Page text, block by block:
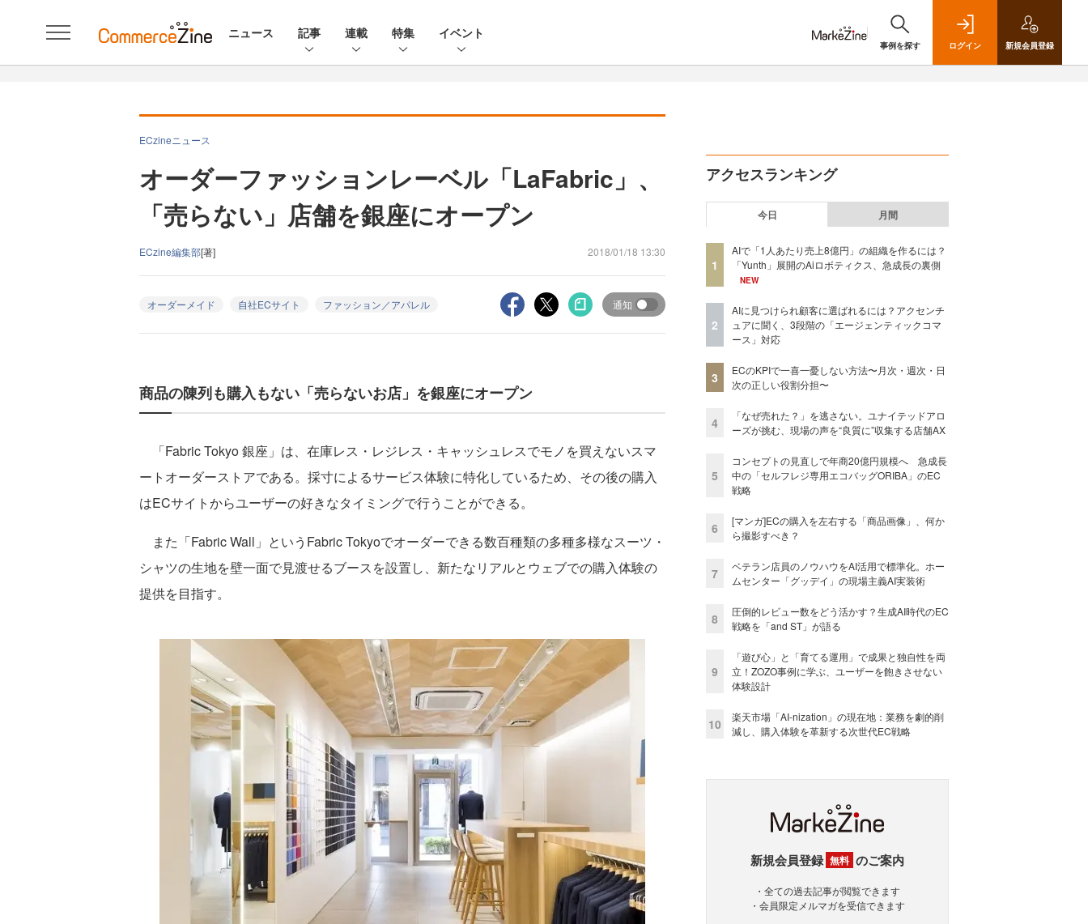
ニュース 記事 連載 特集 イベント
事例を探す ログイン 新規会員登録
ECzineニュース
オーダーファッションレーベル「LaFabric」、
「売らない」店舗を銀座にオープン
ECzine編集部[著] 2018/01/18 13:30
オーダーメイド 自社ECサイト ファッション／アパレル 通知
商品の陳列も購入もない「売らないお店」を銀座にオープン
「Fabric Tokyo 銀座」は、在庫レス・レジレス・キャッシュレスでモノを買えないスマ
ートオーダーストアである。採寸によるサービス体験に特化しているため、その後の購入
はECサイトからユーザーの好きなタイミングで行うことができる。
また「Fabric Wall」というFabric Tokyoでオーダーできる数百種類の多種多様なスーツ・
シャツの生地を壁一面で見渡せるブースを設置し、新たなリアルとウェブでの購入体験の
提供を目指す。
アクセスランキング
今日 月間
1
AIで「1人あたり売上8億円」の組織を作るには？
「Yunth」展開のAiロボティクス、急成長の裏側
NEW
2
AIに見つけられ顧客に選ばれるには？アクセンチ
ュアに聞く、3段階の「エージェンティックコマ
ース」対応
3
ECのKPIで一喜一憂しない方法〜月次・週次・日
次の正しい役割分担〜
4
「なぜ売れた？」を逃さない。ユナイテッドアロ
ーズが挑む、現場の声を“良質に”収集する店舗AX
5
コンセプトの見直しで年商20億円規模へ 急成長
中の「セルフレジ専用エコバッグORIBA」のEC
戦略
6
[マンガ]ECの購入を左右する「商品画像」、何か
ら撮影すべき？
7
ベテラン店員のノウハウをAI活用で標準化。ホー
ムセンター「グッデイ」の現場主義AI実装術
8
圧倒的レビュー数をどう活かす？生成AI時代のEC
戦略を「and ST」が語る
9
「遊び心」と「育てる運用」で成果と独自性を両
立！ZOZO事例に学ぶ、ユーザーを飽きさせない
体験設計
10
楽天市場「AI-nization」の現在地：業務を劇的削
減し、購入体験を革新する次世代EC戦略
新規会員登録 無料 のご案内
・全ての過去記事が閲覧できます
・会員限定メルマガを受信できます